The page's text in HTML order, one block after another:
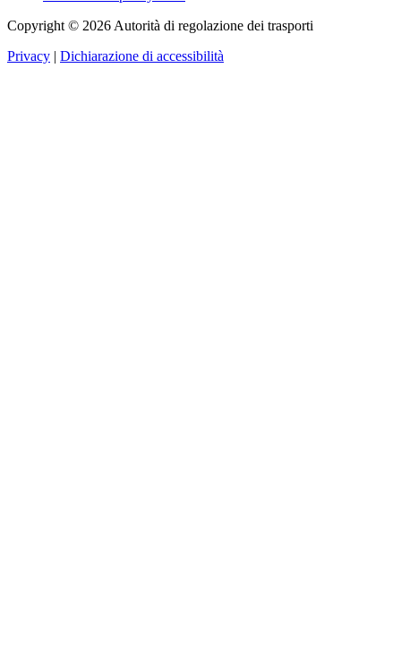
Copyright © 2026 Autorità di regolazione dei trasporti
Privacy | Dichiarazione di accessibilità